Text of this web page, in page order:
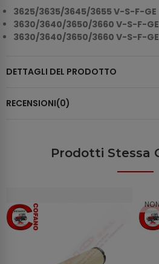
3625/3635/3645/3655 V-S-F-GE
3630/3640/3650/3660 V-S-F-GE
3630/3640/3650/3660 V-S-F-GE
DETTAGLI DEL PRODOTTO
RECENSIONI(0)
Prodotti Stessa